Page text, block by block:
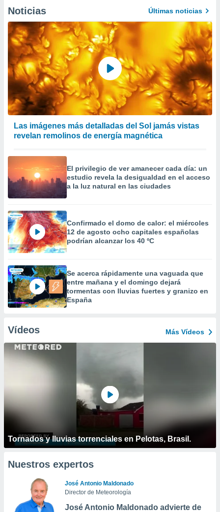
Noticias Últimas noticias
Las imágenes más detalladas del Sol jamás vistas
revelan remolinos de energía magnética
El privilegio de ver amanecer cada día: un
estudio revela la desigualdad en el acceso
a la luz natural en las ciudades
Confirmado el domo de calor: el miércoles
12 de agosto ocho capitales españolas
podrían alcanzar los 40 ºC
Se acerca rápidamente una vaguada que
entre mañana y el domingo dejará
tormentas con lluvias fuertes y granizo en
España
Vídeos Más Vídeos
Tornados y lluvias torrenciales en Pelotas, Brasil.
Nuestros expertos
José Antonio Maldonado
Director de Meteorología
José Antonio Maldonado advierte de